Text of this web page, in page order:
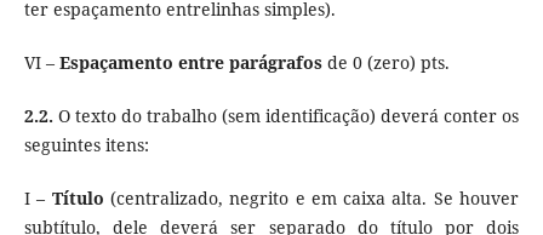
ter espaçamento entrelinhas simples).
VI – Espaçamento entre parágrafosde 0 (zero) pts.
2.2. O texto do trabalho (sem identificação) deverá conter os
seguintes itens:
I – Título (centralizado, negrito e em caixa alta. Se houver
subtítulo, dele deverá ser separado do título por dois